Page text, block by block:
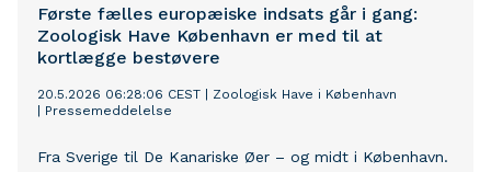
Første fælles europæiske indsats går i gang:
Zoologisk Have København er med til at
kortlægge bestøvere
20.5.2026 06:28:06 CEST
Zoologisk Have i København
Pressemeddelelse
Fra Sverige til De Kanariske Øer – og midt i København.